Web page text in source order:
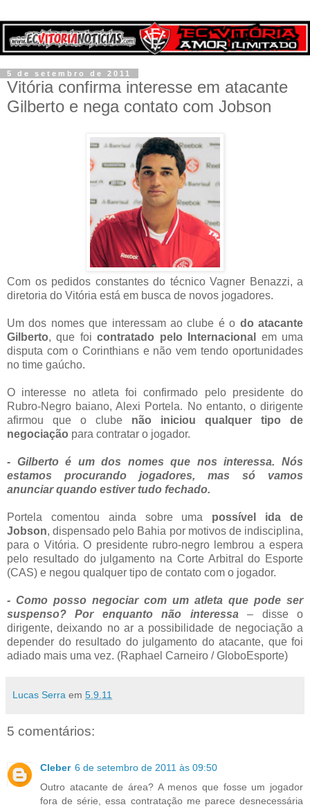
5 de setembro de 2011
Vitória confirma interesse em atacante
Gilberto e nega contato com Jobson
Com os pedidos constantes do técnico Vagner Benazzi, a
diretoria do Vitória está em busca de novos jogadores.
Um dos nomes que interessam ao clube é o do atacante
Gilberto, que foicontratado pelo Internacional
em uma
disputa com o Corinthians e não vem tendo oportunidades
no time gaúcho.
O interesse no atleta foi confirmado pelo presidente do
Rubro-Negro baiano, Alexi Portela. No entanto, o dirigente
afirmou que o clube não iniciou qualquer tipo de
negociação para contratar o jogador.
- Gilberto é um dos nomes que nos interessa. Nós
estamos procurando jogadores, mas só vamos
anunciar quando estiver tudo fechado.
Portela comentou ainda sobre uma possível ida de
Jobson, dispensado pelo Bahia por motivos de indisciplina,
para o Vitória. O presidente rubro-negro lembrou a espera
pelo resultado do julgamento na Corte Arbitral do Esporte
(CAS) e negou qualquer tipo de contato com o jogador.
- Como posso negociar com um atleta que pode ser
suspenso? Por enquanto não interessa– disse o
dirigente, deixando no ar a possibilidade de negociação a
depender do resultado do julgamento do atacante, que foi
adiado mais uma vez. (Raphael Carneiro / GloboEsporte)
Lucas Serra em 5.9.11
5 comentários:
Cleber 6 de setembro de 2011 às 09:50
Outro atacante de área? A menos que fosse um jogador
fora de série, essa contratação me parece desnecessária